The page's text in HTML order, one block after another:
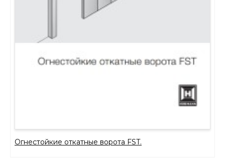
Огнестойкие откатные ворота FST.